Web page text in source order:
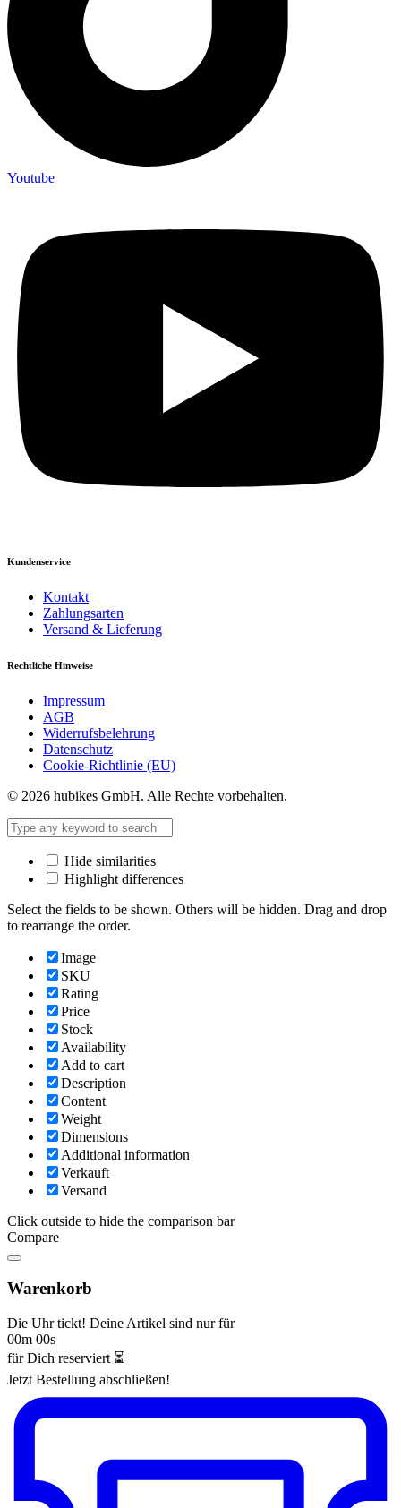
Youtube
Kundenservice
Kontakt
Zahlungsarten
Versand & Lieferung
Rechtliche Hinweise
Impressum
AGB
Widerrufsbelehrung
Datenschutz
Cookie-Richtlinie (EU)
© 2026 hubikes GmbH. Alle Rechte vorbehalten.
Hide similarities
Highlight differences
Select the fields to be shown. Others will be hidden. Drag and drop
to rearrange the order.
Image
SKU
Rating
Price
Stock
Availability
Add to cart
Description
Content
Weight
Dimensions
Additional information
Verkauft
Versand
Click outside to hide the comparison bar
Compare
Warenkorb
Die Uhr tickt! Deine Artikel sind nur für
00m 00s
für Dich reserviert ⏳
Jetzt Bestellung abschließen!